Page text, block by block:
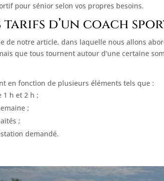
pour sénior selon vos propres besoins.
tarifs d’un coach
de notre article, dans laquelle nous allons
que tous tournent autour d’une certaine
en fonction de plusieurs éléments tels que :
1 h et 2 h ;
;
;
demandé.